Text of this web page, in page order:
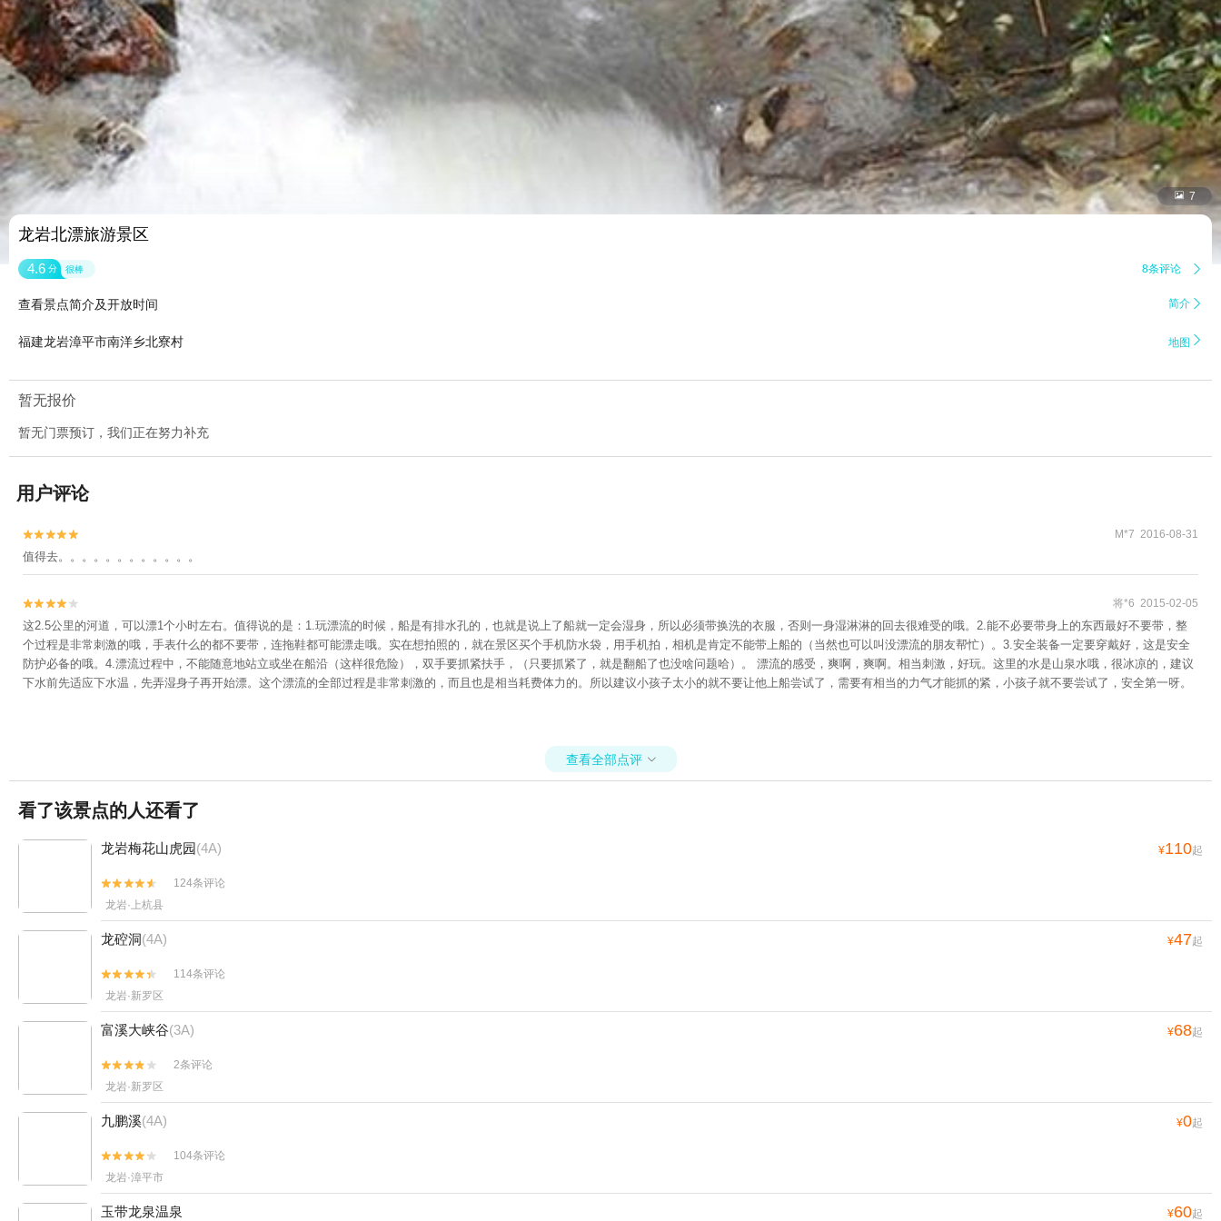
 7
龙岩北漂旅游景区
4.6 分 很棒 8条评论 
查看景点简介及开放时间 简介 
福建龙岩漳平市南洋乡北寮村 地图 
暂无报价
暂无门票预订，我们正在努力补充
用户评论

 M*7 2016-08-31
值得去。。。。。。。。。。。。

 将*6 2015-02-05
这2.5公里的河道，可以漂1个小时左右。值得说的是：1.玩漂流的时候，船是有排水孔的，也就是说上了船就一定会湿身，所以必须带换洗的衣服，否则一身湿淋淋的回去很难受的哦。2.能不必要带身上的东西最好不要带，整
个过程是非常刺激的哦，手表什么的都不要带，连拖鞋都可能漂走哦。实在想拍照的，就在景区买个手机防水袋，用手机拍，相机是肯定不能带上船的（当然也可以叫没漂流的朋友帮忙）。3.安全装备一定要穿戴好，这是安全
防护必备的哦。4.漂流过程中，不能随意地站立或坐在船沿（这样很危险），双手要抓紧扶手，（只要抓紧了，就是翻船了也没啥问题哈）。 漂流的感受，爽啊，爽啊。相当刺激，好玩。这里的水是山泉水哦，很冰凉的，建议
下水前先适应下水温，先弄湿身子再开始漂。这个漂流的全部过程是非常刺激的，而且也是相当耗费体力的。所以建议小孩子太小的就不要让他上船尝试了，需要有相当的力气才能抓的紧，小孩子就不要尝试了，安全第一呀。
查看全部点评 
看了该景点的人还看了
龙岩梅花山虎园(4A) ¥110起


124条评论
龙岩·上杭县
龙硿洞(4A) ¥47起


114条评论
龙岩·新罗区
富溪大峡谷(3A) ¥68起


2条评论
龙岩·新罗区
九鹏溪(4A) ¥0起


104条评论
龙岩·漳平市
玉带龙泉温泉 ¥60起